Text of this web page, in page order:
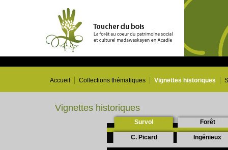
Accueil Collections thématiques Vignettes historiques
Vignettes historiques
Survol Forêt
C. Picard Ingénieux